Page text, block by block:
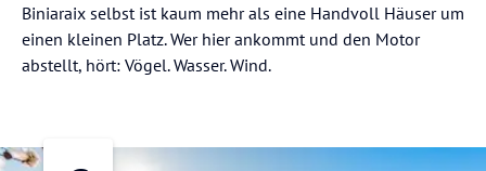
Biniaraix selbst ist kaum mehr als eine Handvoll Häuser um
einen kleinen Platz. Wer hier ankommt und den Motor
abstellt, hört: Vögel. Wasser. Wind.